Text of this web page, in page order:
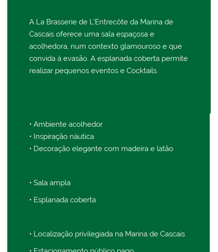
A La Brasserie de L’Entrecôte da Marina de
Cascais oferece uma sala espaçosa e
acolhedora, num contexto glamouroso e que
convida à evasão. A esplanada coberta permite
realizar pequenos eventos e Cocktails.
• Ambiente acolhedor
• Inspiração náutica
• Decoração elegante com madeira e latão
• Sala ampla
• Esplanada coberta
• Localização privilegiada na Marina de Cascais